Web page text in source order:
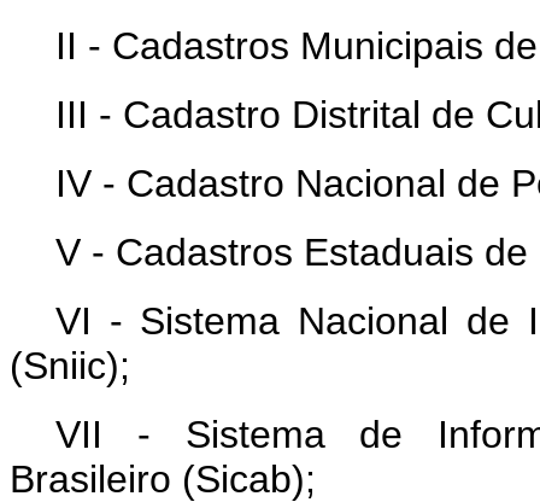
II - Cadastros Municipais
III - Cadastro Distrital de
IV - Cadastro Nacional de
V - Cadastros Estaduais
VI - Sistema Nacional de
(Sniic);
VII - Sistema de
Brasileiro (Sicab);